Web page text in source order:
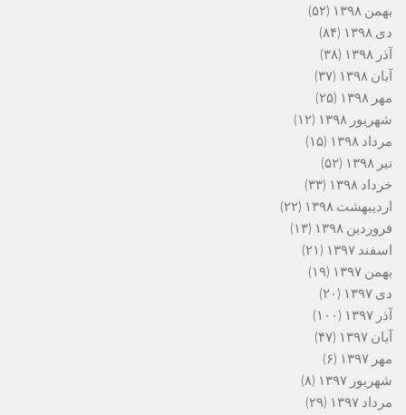
بهمن ۱۳۹۸
(۵۲)
دی ۱۳۹۸
(۸۴)
آذر ۱۳۹۸
(۳۸)
آبان ۱۳۹۸
(۳۷)
مهر ۱۳۹۸
(۲۵)
شهریور ۱۳۹۸
(۱۲)
مرداد ۱۳۹۸
(۱۵)
تیر ۱۳۹۸
(۵۲)
خرداد ۱۳۹۸
(۳۳)
اردیبهشت ۱۳۹۸
(۲۲)
فروردین ۱۳۹۸
(۱۳)
اسفند ۱۳۹۷
(۲۱)
بهمن ۱۳۹۷
(۱۹)
دی ۱۳۹۷
(۲۰)
آذر ۱۳۹۷
(۱۰۰)
آبان ۱۳۹۷
(۴۷)
مهر ۱۳۹۷
(۶)
شهریور ۱۳۹۷
(۸)
مرداد ۱۳۹۷
(۲۹)